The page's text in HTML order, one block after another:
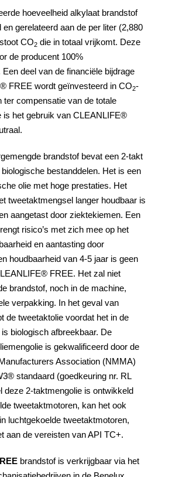
hoeveelheid alkylaat brandstof
gerelateerd aan de per liter (2,880
CO2 die in totaal vrijkomt. Deze
de producent 100%
deel van de financiële bijdrage
FREE wordt geïnvesteerd in CO2-
ter compensatie van de totale
is het gebruik van CLEANLIFE®
brandstof bevat een 2-takt
bestanddelen. Het is een
olie met hoge prestaties. Het
tweetaktmengsel langer houdbaar is
aangetast door ziektekiemen. Een
risico’s met zich mee op het
en aantasting door
houdbaarheid van 4-5 jaar is geen
FREE. Het zal niet
brandstof, noch in de machine,
verpakking. In het geval van
de tweetaktolie voordat het in de
biologisch afbreekbaar. De
is gekwalificeerd door de
Association (NMMA)
standaard (goedkeuring nr. RL
deze 2-taktmengolie is ontwikkeld
tweetaktmotoren, kan het ook
luchtgekoelde tweetaktmotoren,
aan de vereisten van API TC+.
brandstof is verkrijgbaar via het